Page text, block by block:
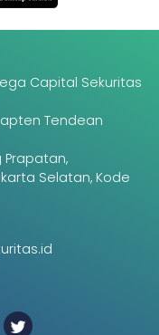
Capital Sekuritas
Tendean
Prapatan,
Selatan, Kode